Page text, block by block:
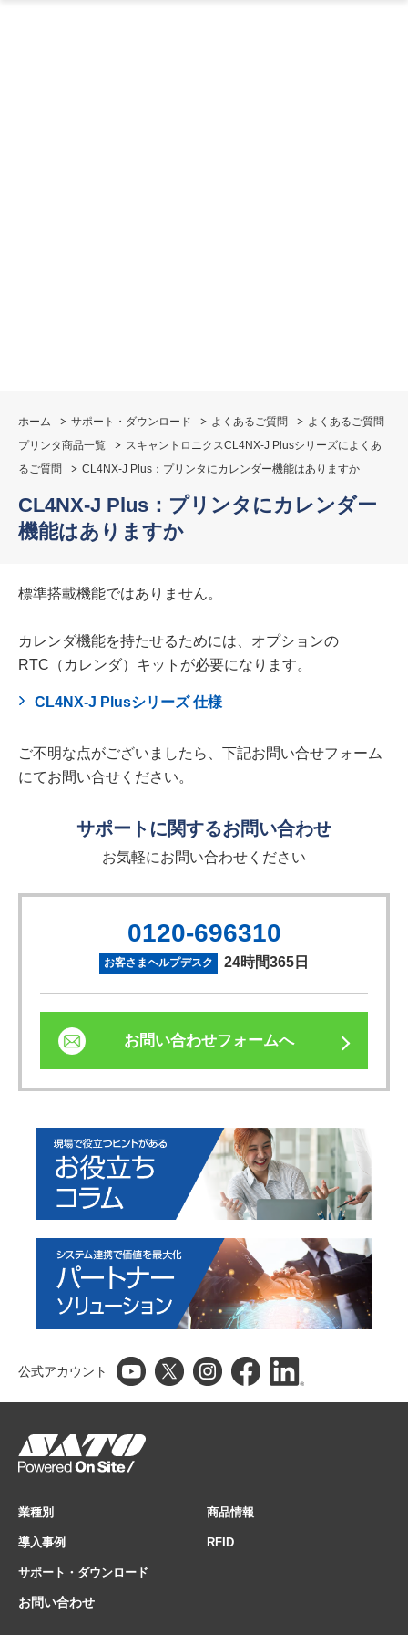
ホーム サポート・ダウンロード よくあるご質問
よくあるご質問
プリンタ商品一覧
スキャントロニクスCL4NX-J Plusシリーズによくあ
るご質問
CL4NX-J Plus：プリンタにカレンダー機能はありますか
CL4NX-J Plus：プリンタにカレンダー
機能はありますか
標準搭載機能ではありません。
カレンダ機能を持たせるためには、オプションの
RTC（カレンダ）キットが必要になります。
CL4NX-J Plusシリーズ 仕様
ご不明な点がございましたら、下記お問い合せフォーム
にてお問い合せください。
サポートに関するお問い合わせ
お気軽にお問い合わせください
0120-696310
お客さまヘルプデスク 24時間365日
お問い合わせフォームへ
公式アカウント
業種別 商品情報
導入事例 RFID
サポート・ダウンロード
お問い合わせ